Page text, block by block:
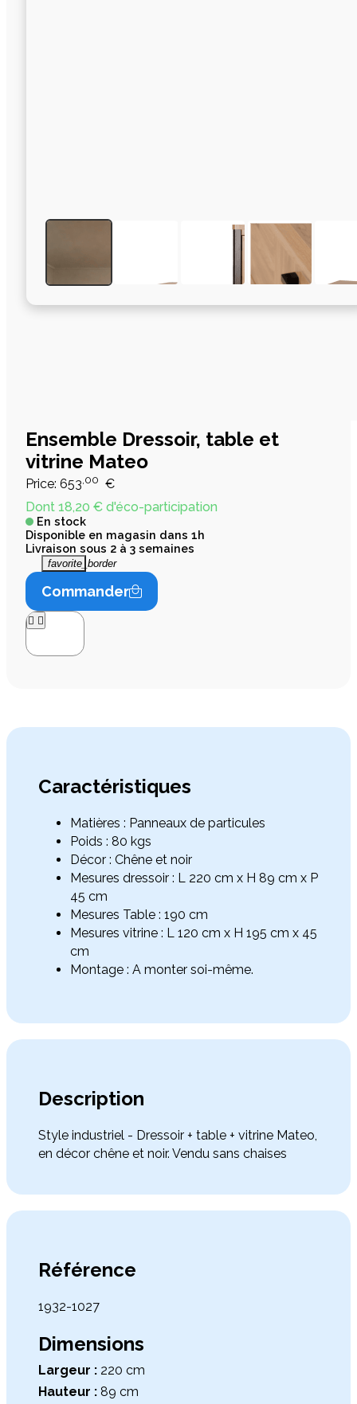
Ensemble Dressoir, table et
vitrine Mateo
Price: 653 ,00 €
Dont 18,20 € d'éco-participation
En stock
Disponible en magasin dans 1h
Livraison sous 2 à 3 semaines
favorite_border
Commander
 
Caractéristiques
Matières : Panneaux de particules
Poids : 80 kgs
Décor : Chêne et noir
Mesures dressoir : L 220 cm x H 89 cm x P
45 cm
Mesures Table : 190 cm
Mesures vitrine : L 120 cm x H 195 cm x 45
cm
Montage : A monter soi-même.
Description
Style industriel - Dressoir + table + vitrine Mateo,
en décor chêne et noir. Vendu sans chaises
Référence
1932-1027
Dimensions
Largeur : 220 cm
Hauteur : 89 cm